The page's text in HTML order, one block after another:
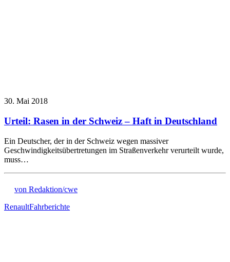
30. Mai 2018
Urteil: Rasen in der Schweiz – Haft in Deutschland
Ein Deutscher, der in der Schweiz wegen massiver
Geschwindigkeitsübertretungen im Straßenverkehr verurteilt wurde,
muss…
von Redaktion/cwe
RenaultFahrberichte